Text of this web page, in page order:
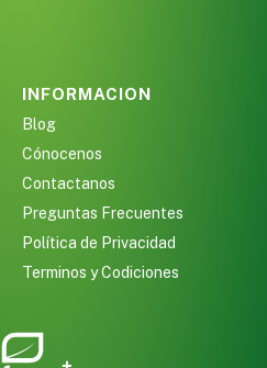
INFORMACION
Blog
Cónocenos
Contactanos
Preguntas Frecuentes
Política de Privacidad
Terminos y Codiciones